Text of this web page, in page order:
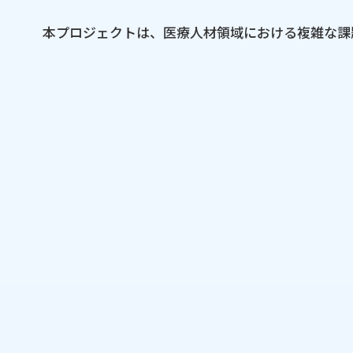
本プロジェクトは、​医療人材領域に​おける​複雑な​